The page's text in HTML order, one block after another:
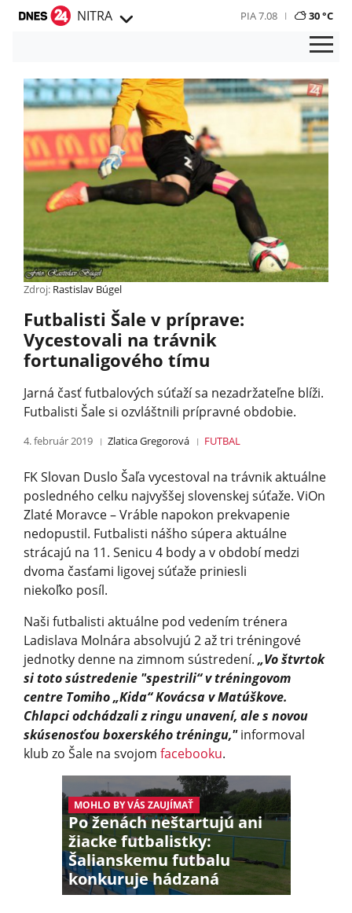
NITRA PIA 7.08 30 °C
Zdroj: Rastislav Búgel
Futbalisti Šale v príprave:
Vycestovali na trávnik
fortunaligového tímu
Jarná časť futbalových súťaží sa nezadržateľne blíži.
Futbalisti Šale si ozvláštnili prípravné obdobie.
4. február 2019 Zlatica Gregorová FUTBAL
FK Slovan Duslo Šaľa vycestoval na trávnik aktuálne
posledného celku najvyššej slovenskej súťaže. ViOn
Zlaté Moravce – Vráble napokon prekvapenie
nedopustil. Futbalisti nášho súpera aktuálne
strácajú na 11. Senicu 4 body a v období medzi
dvoma časťami ligovej súťaže priniesli
niekoľko posíl.
Naši futbalisti aktuálne pod vedením trénera
Ladislava Molnára absolvujú 2 až tri tréningové
jednotky denne na zimnom sústredení. „Vo štvrtok
si toto sústredenie "spestrili“ v tréningovom
centre Tomiho „Kida“ Kovácsa v Matúškove.
Chlapci odchádzali z ringu unavení, ale s novou
skúsenosťou boxerského tréningu,"informoval
klub zo Šale na svojom facebooku.
MOHLO BY VÁS ZAUJÍMAŤ
Po ženách neštartujú ani
žiacke futbalistky:
Šalianskemu futbalu
konkuruje hádzaná